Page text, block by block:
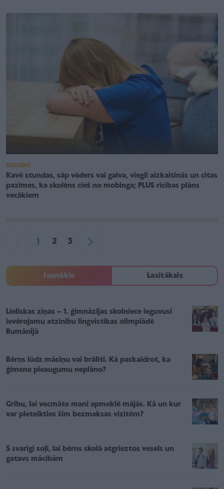
SKOLĒNS
Kavē stundas, sāp vēders vai galva, viegli aizkaitinās un citas
pazīmes, ka skolēns cieš no mobinga; PLUS rīcības plāns
vecākiem
1 2 3
Jaunākie Lasītākais
Lieliskas ziņas – 1. ģimnāzijas skolniece ieguvusi
ievērojamu atzinību lingvistikas olimpiādē
Rumānijā
Bērns lūdz māsiņu vai brālīti. Kā paskaidrot, ka
ģimene pieaugumu neplāno?
Gribu, lai vecmāte mani apmeklē mājās. Kā un kur
var pieteikties šīm bezmaksas vizītēm?
5 svarīgi soļi, lai bērns skolā atgrieztos vesels un
gatavs mācībām